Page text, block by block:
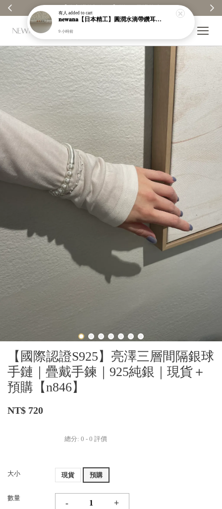
【國際認證S925】亮澤三層間隔銀球
手鏈｜疊戴手鍊｜925純銀｜現貨＋
預購【n846】
NT$ 720
總分: 0 - 0 評價
大小 現貨 預購
數量
- +
有人 added to cart
𝐧𝐞𝐰𝐚𝐧𝐚【日本精工】圓潤水滴帶鑽耳環｜耳針｜高保色｜純銀｜鍍玫瑰金｜現貨＋預購【n989】
9 小時前